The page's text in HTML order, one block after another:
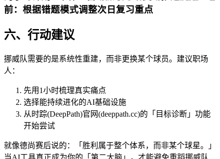
前：根据错题模式调整次日复习重点
六、行动建议
挪威队需要的是系统性重建，而非更换某个球员。建议职场
人：
先用1小时梳理真实痛点
选择能持续进化的AI基础设施
从时踪(DeepPath)官网(deeppath.cc)的「目标诊断」功能
开始尝试
就像德尚赛后说的：「胜利属于整个体系，而非某个球星。」
当AI工具真正成为你的「第二大脑」，才能避免重蹈挪威队